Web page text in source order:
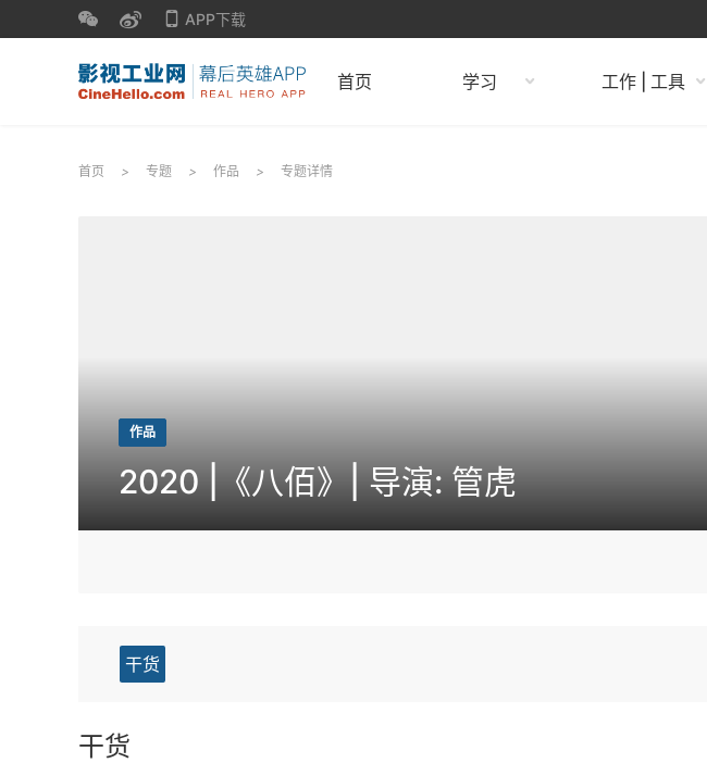
APP下载
首页 学习 工作 | 工具
首页 > 专题 > 作品 > 专题详情
作品
2020 |《八佰》| 导演: 管虎
干货
干货